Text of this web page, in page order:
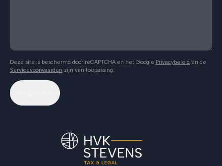
Deze site is beschermd door reCAPTCHA en het Google Privacybeleid en de
Servicevoorwaarden zijn van toepassing.